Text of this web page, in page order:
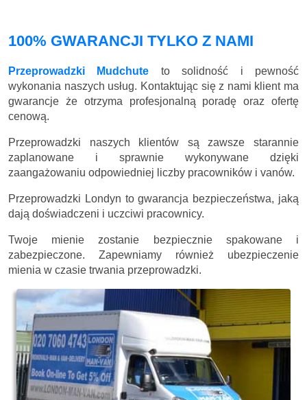
100% GWARANCJI TYLKO Z NAMI
Przeprowadzki Mudchute to solidność i pewność
wykonania naszych usług. Kontaktując się z nami klient ma
gwarancje że otrzyma profesjonalną poradę oraz ofertę
cenową.
Przeprowadzki naszych klientów są zawsze starannie
zaplanowane i sprawnie wykonywane dzięki
zaangażowaniu odpowiedniej liczby pracowników i vanów.
Przeprowadzki Londyn to gwarancja bezpieczeństwa, jaką
dają doświadczeni i uczciwi pracownicy.
Twoje mienie zostanie bezpiecznie spakowane i
zabezpieczone. Zapewniamy również ubezpieczenie
mienia w czasie trwania przeprowadzki.